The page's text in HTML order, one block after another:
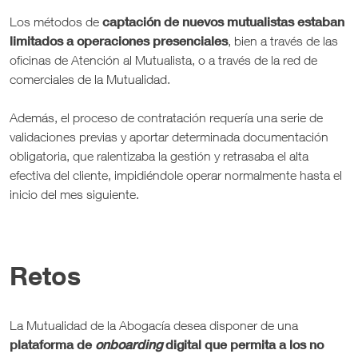
Los métodos de captación de nuevos mutualistas estaban
limitados a operaciones presenciales, bien a través de las
oficinas de Atención al Mutualista, o a través de la red de
comerciales de la Mutualidad.
Además, el proceso de contratación requería una serie de
validaciones previas y aportar determinada documentación
obligatoria, que ralentizaba la gestión y retrasaba el alta
efectiva del cliente, impidiéndole operar normalmente hasta el
inicio del mes siguiente.
Retos
La Mutualidad de la Abogacía desea disponer de una
plataforma de onboardingdigital que permita a los no